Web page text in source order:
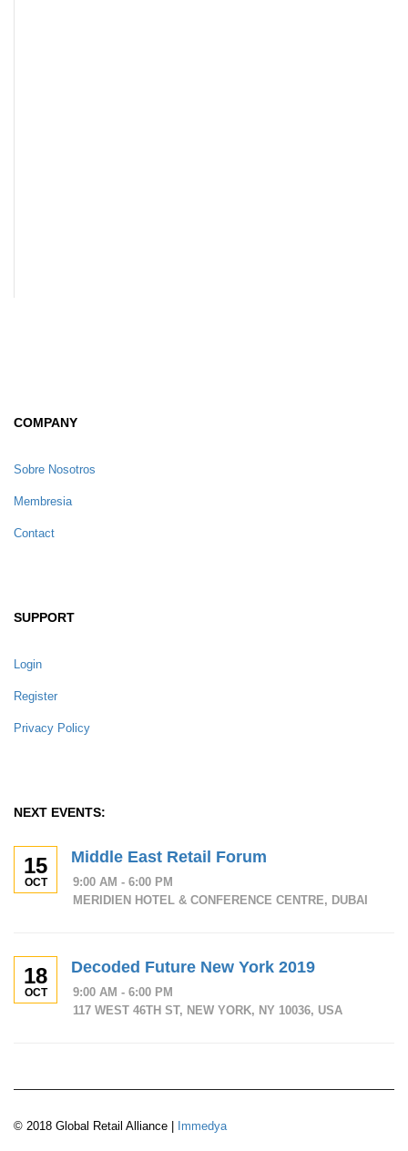
COMPANY
Sobre Nosotros
Membresia
Contact
SUPPORT
Login
Register
Privacy Policy
NEXT EVENTS:
15
OCT
Middle East Retail Forum
9:00 AM - 6:00 PM
MERIDIEN HOTEL & CONFERENCE CENTRE, DUBAI
18
OCT
Decoded Future New York 2019
9:00 AM - 6:00 PM
117 WEST 46TH ST, NEW YORK, NY 10036, USA
© 2018 Global Retail Alliance | Immedya